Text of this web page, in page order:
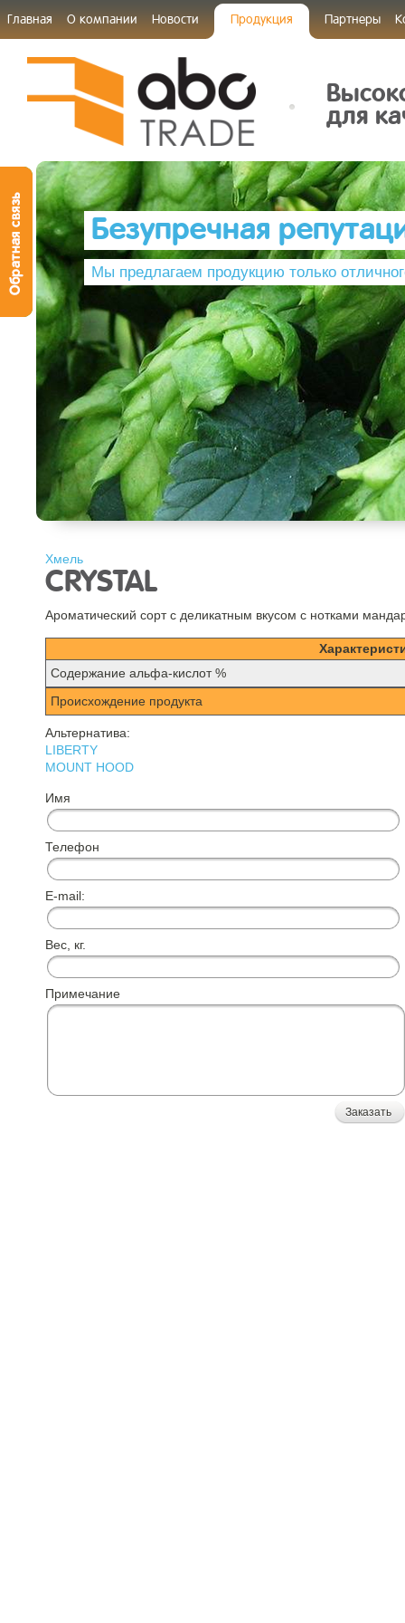
Главная О компании Новости Продукция Партнеры
для
Безупречная
Мы предлагаем продукцию только
Хмель
CRYSTAL
Ароматический сорт с деликатным вкусом с нотками
Содержание альфа-кислот %
Происхождение продукта
Альтернатива:
LIBERTY
MOUNT HOOD
Имя
Телефон
E-mail:
Вес, кг.
Примечание
Заказать